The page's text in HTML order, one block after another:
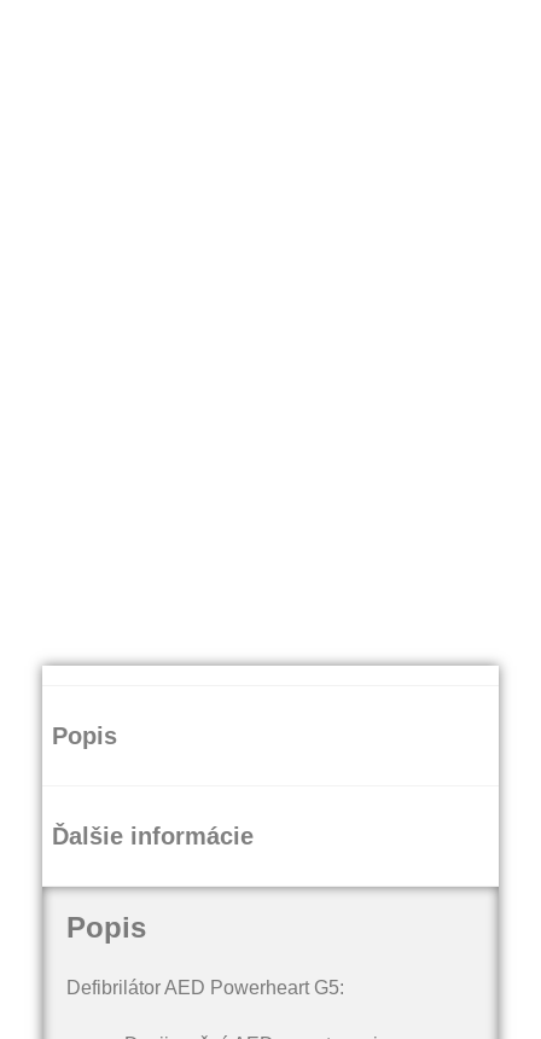
Popis
Ďalšie informácie
Popis
Defibrilátor AED Powerheart G5: